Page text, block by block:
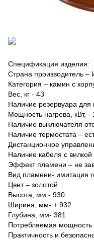
Спецификация изделия:
Страна производитель –
Категория – камин с
Вес, кг - 43
Наличие резервуара для
Мощность нагрева, кВт, -
Наличие выключателя
Наличие термостата –
Дистанционное
Наличие кабеля с вилкой
Эффект пламени – не
Вид пламени- имитация
Цвет – золотой
Высота, мм - 930
Ширина, мм- + 932
Глубина, мм- 381
Потребляемая мощность
Практичность и